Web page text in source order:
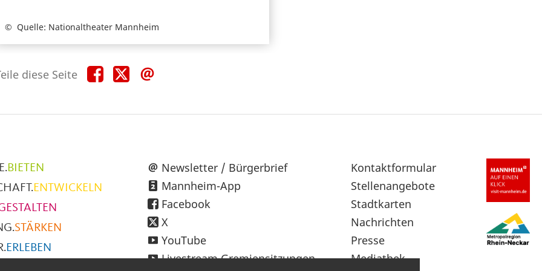
Quelle: Nationaltheater Mannheim
diese Seite Teile
diese
Teile
diese
BIETEN
ENTWICKELN
STÄRKEN
ERLEBEN
Newsletter / Bürgerbrief
Mannheim-App
Facebook
X
YouTube
Livestream Gremiensitzungen
Sekundärnavigation
im
Fußbereich
Kontaktformular
Stellenangebote
Stadtkarten
Nachrichten
Presse
Mediathek